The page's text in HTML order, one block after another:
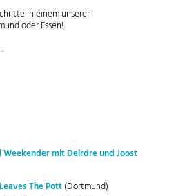
in einem unserer
oder Essen!
Weekender mit Deirdre und Joost
The Pott(Dortmund)